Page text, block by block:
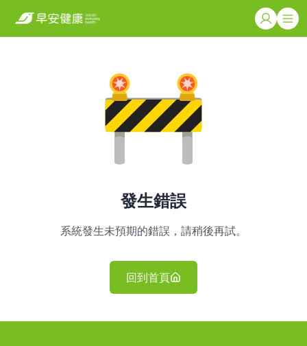
發生錯誤
系統發生未預期的錯誤，請稍後再試。
回到首頁